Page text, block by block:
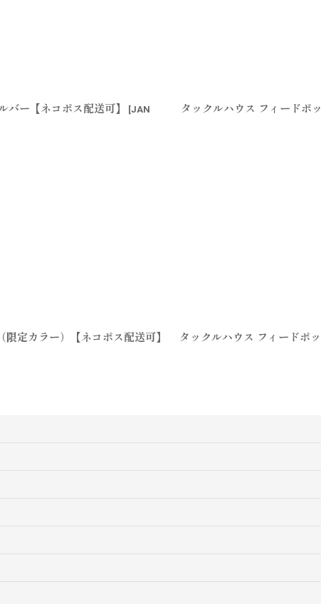
ー【ネコポス配送可】 [JAN
タックルハウス フィードポ
定カラー）【ネコポス配送可】 タックルハウス フィードポ